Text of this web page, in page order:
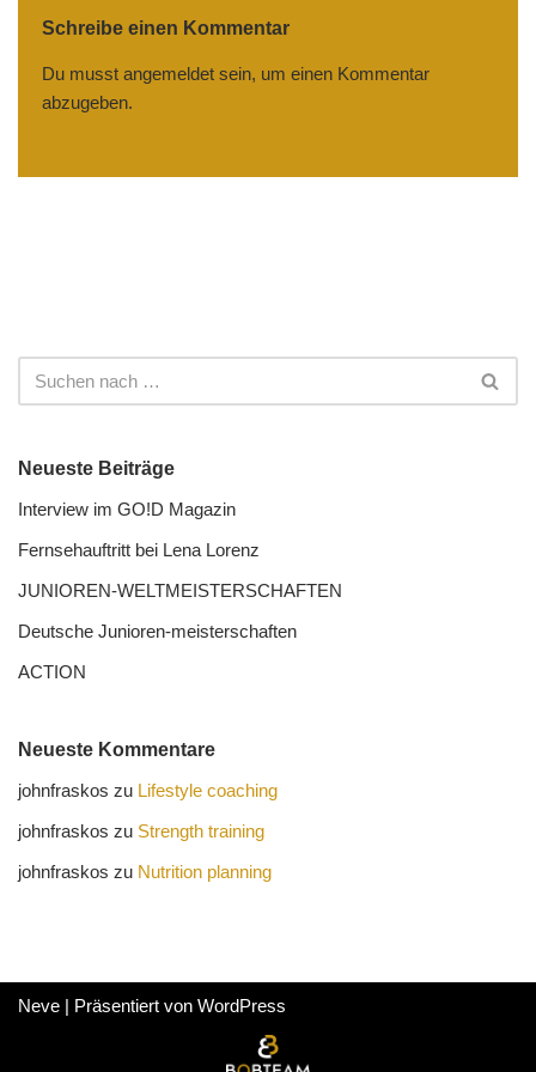
Schreibe einen Kommentar
Du musst angemeldet sein, um einen Kommentar
abzugeben.
Neueste Beiträge
Interview im GO!D Magazin
Fernseh­auftritt bei Lena Lorenz
JUNIOREN-WELTMEISTER­SCHAFTEN
Deutsche Junioren-meister­schaften
ACTION
Neueste Kommentare
johnfraskos zu Lifestyle coaching
johnfraskos zu Strength training
johnfraskos zu Nutrition planning
Neve | Präsentiert von WordPress